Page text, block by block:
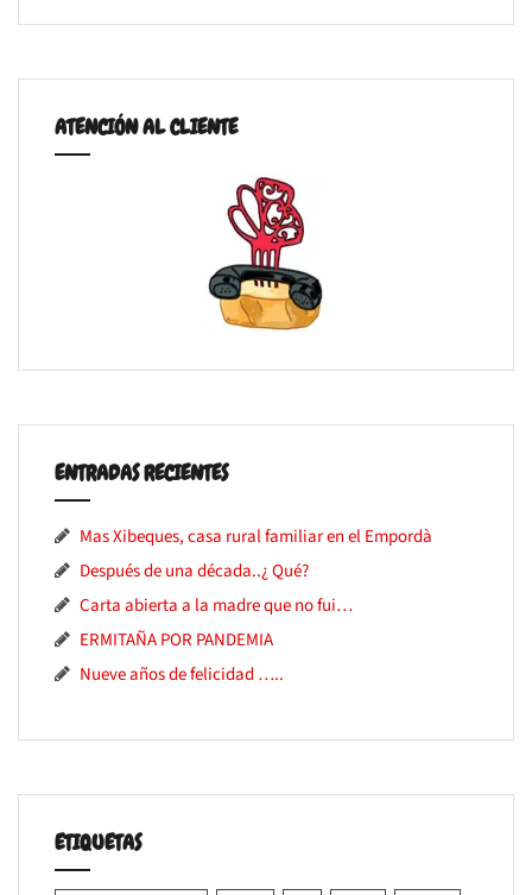
ATENCIÓN AL CLIENTE
ENTRADAS RECIENTES
Mas Xibeques, casa rural familiar en el Empordà
Después de una década..¿ Qué?
Carta abierta a la madre que no fui…
ERMITAÑA POR PANDEMIA
Nueve años de felicidad …..
ETIQUETAS